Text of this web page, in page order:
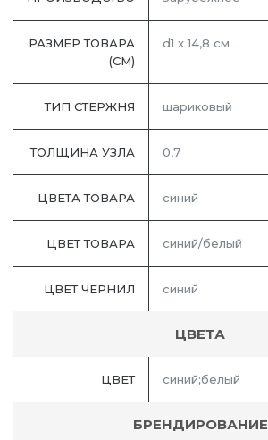
РАЗМЕР ТОВАРА
(СМ)
d1 х 14,8 см
ТИП СТЕРЖНЯ шариковый
ТОЛЩИНА УЗЛА 0,7
ЦВЕТА ТОВАРА синий
ЦВЕТ ТОВАРА синий/белый
ЦВЕТ ЧЕРНИЛ синий
ЦВЕТА
ЦВЕТ синий;белый
БРЕНДИРОВАНИЕ